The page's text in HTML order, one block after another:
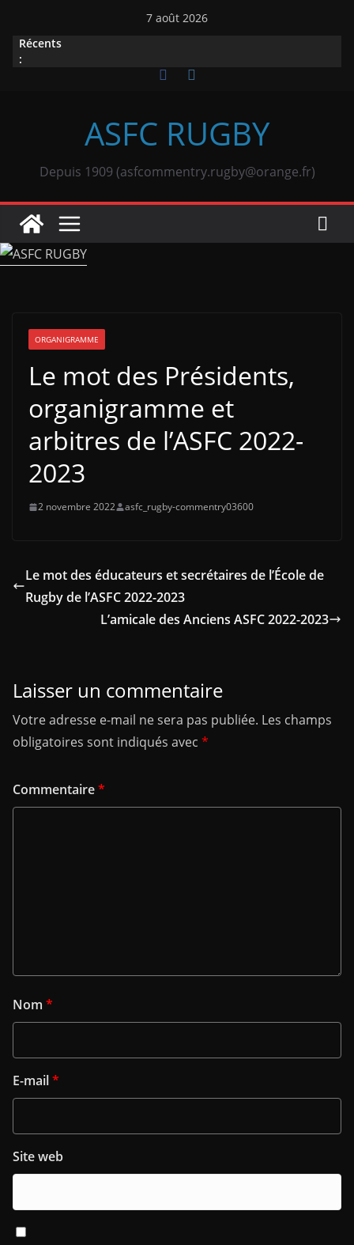
contenu
7 août 2026
Récents
:
ASFC RUGBY
Depuis 1909 (asfcommentry.rugby@orange.fr)
ORGANIGRAMME
Le mot des Présidents,
organigramme et
arbitres de l’ASFC 2022-
2023
2 novembre 2022 asfc_rugby-commentry03600
Le mot des éducateurs et secrétaires de l’École de
Rugby de l’ASFC 2022-2023
L’amicale des Anciens ASFC 2022-2023
Laisser un commentaire
Votre adresse e-mail ne sera pas publiée. Les champs
obligatoires sont indiqués avec *
Commentaire*
Nom *
E-mail*
Site web